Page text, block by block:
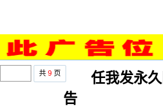
共 9 页 任我发永久
告